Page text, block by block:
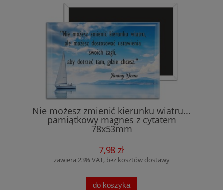
Nie możesz zmienić kierunku wiatru...
pamiątkowy magnes z cytatem
78x53mm
7,98 zł
zawiera 23% VAT, bez kosztów dostawy
do koszyka